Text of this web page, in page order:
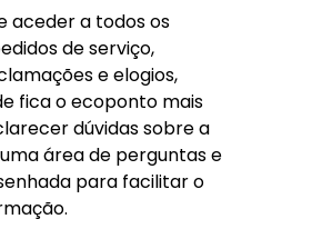
aceder a todos os
de serviço,
e elogios,
fica o ecoponto mais
dúvidas sobre a
área de perguntas e
para facilitar o